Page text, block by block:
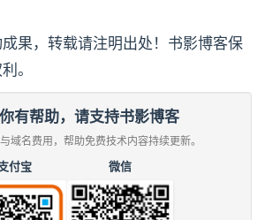
果，转载请注明出处！书影博客保
。
有帮助，请支持书影博客
域名费用，帮助免费技术内容持续更新。
付宝 微信